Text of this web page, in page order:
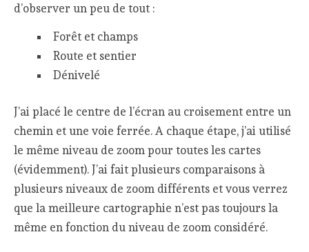
d’observer un peu de tout :
Forêt et champs
Route et sentier
Dénivelé
J’ai placé le centre de l’écran au croisement entre un
chemin et une voie ferrée. A chaque étape, j’ai utilisé
le même niveau de zoom pour toutes les cartes
(évidemment). J’ai fait plusieurs comparaisons à
plusieurs niveaux de zoom différents et vous verrez
que la meilleure cartographie n’est pas toujours la
même en fonction du niveau de zoom considéré.